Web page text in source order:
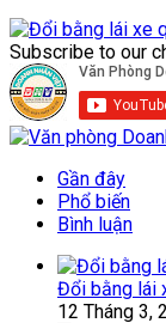
Subscribe to our
Gần đây
Phổ biến
Bình luận
Đổi bằng lái
12 Tháng 3,